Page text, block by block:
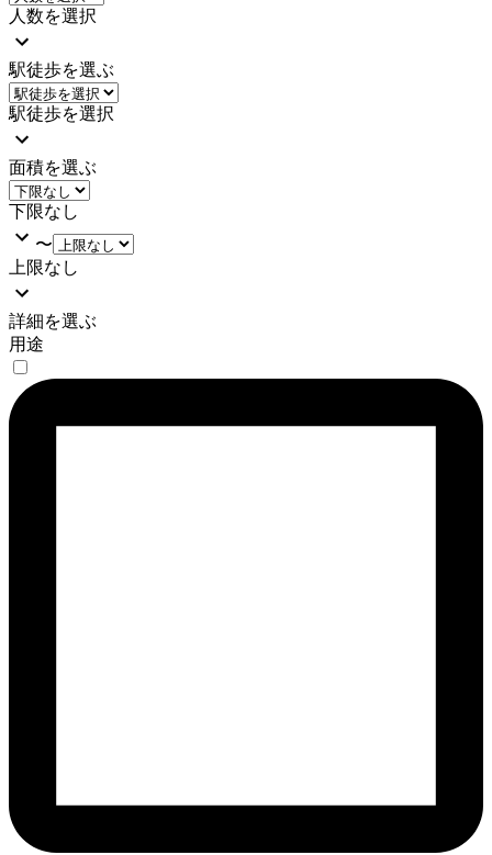
人数を選択
駅徒歩を選ぶ
駅徒歩を選択
面積を選ぶ
下限なし
〜
上限なし
詳細を選ぶ
用途